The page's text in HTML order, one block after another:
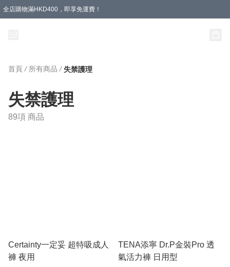
全店購物滿HKD400，即享免運費！
首頁 / 所有商品 / 失禁護理
失禁護理
89項 商品
Certainty一定妥 超特吸成人
褲 夜用
TENA添寧 Dr.P金裝Pro 透
氣活力褲 日用型